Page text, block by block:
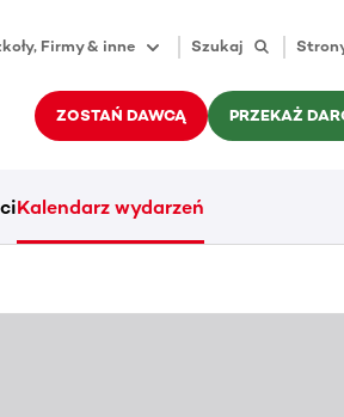
Firmy & inne Szukaj
ZOSTAŃ DAWCĄ PRZEKAŻ
Kalendarz wydarzeń